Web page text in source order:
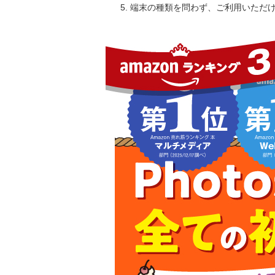
端末の種類を問わず、ご利用いただ